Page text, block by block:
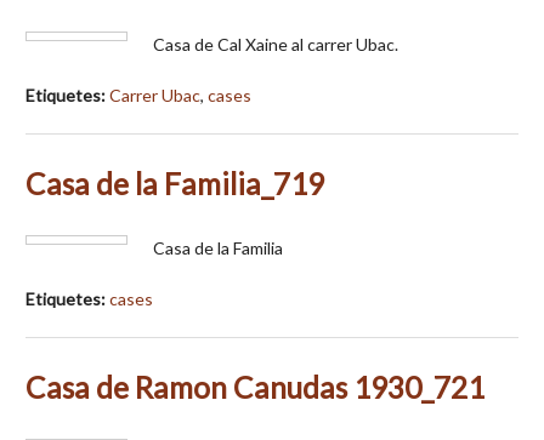
Casa de Cal Xaine al carrer Ubac.
Etiquetes:Carrer Ubac, cases
Casa de la Familia_719
Casa de la Familia
Etiquetes:cases
Casa de Ramon Canudas 1930_721